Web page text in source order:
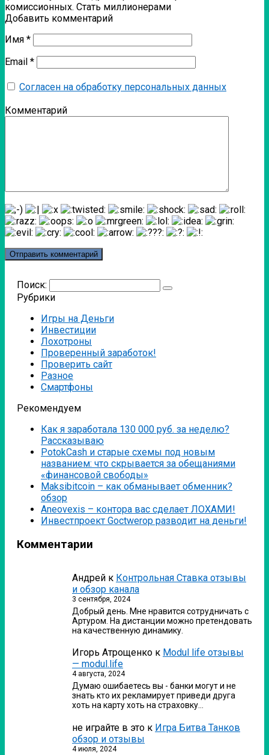
комиссионных. Стать миллионерами
Добавить комментарий
Имя *
Email *
Согласен на обработку персональных данных
Комментарий
Поиск:
Рубрики
Игры на Деньги
Инвестиции
Лохотроны
Проверенный заработок!
Проверить сайт
Разное
Смартфоны
Рекомендуем
Как я заработала 130 000 руб. за неделю?
Рассказываю
PotokCash и старые схемы под новым
названием: что скрывается за обещаниями
«финансовой свободы»
Мaksibitcoin – как обманывает обменник?
обзор
Аneovexis – контора вас сделает ЛОХАМИ!
Инвестпроект Goctwerop разводит на деньги!
Комментарии
Андрей к Контрольная Ставка отзывы
и обзор канала
3 сентября, 2024
Добрый день. Мне нравится сотрудничать с
Артуром. На дистанции можно претендовать
на качественную динамику.
Игорь Атрощенко к Modul life отзывы
— modul.life
4 августа, 2024
Думаю ошибаетесь вы - банки могут и не
знать кто их рекламирует приведи друга
хоть на карту хоть на страховку…
не играйте в это к Игра Битва Танков
обзор и отзывы
4 июля, 2024